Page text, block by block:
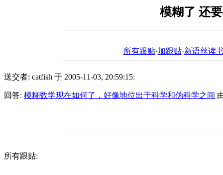
模糊了 还
所有跟贴·加跟贴·新语丝读
送交者: catfish 于 2005-11-03, 20:59:15:
回答: 模糊数学现在如何了，好像地位出于科学和伪科学之间
所有跟贴: